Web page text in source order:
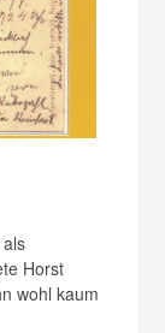
Horst
wohl kaum